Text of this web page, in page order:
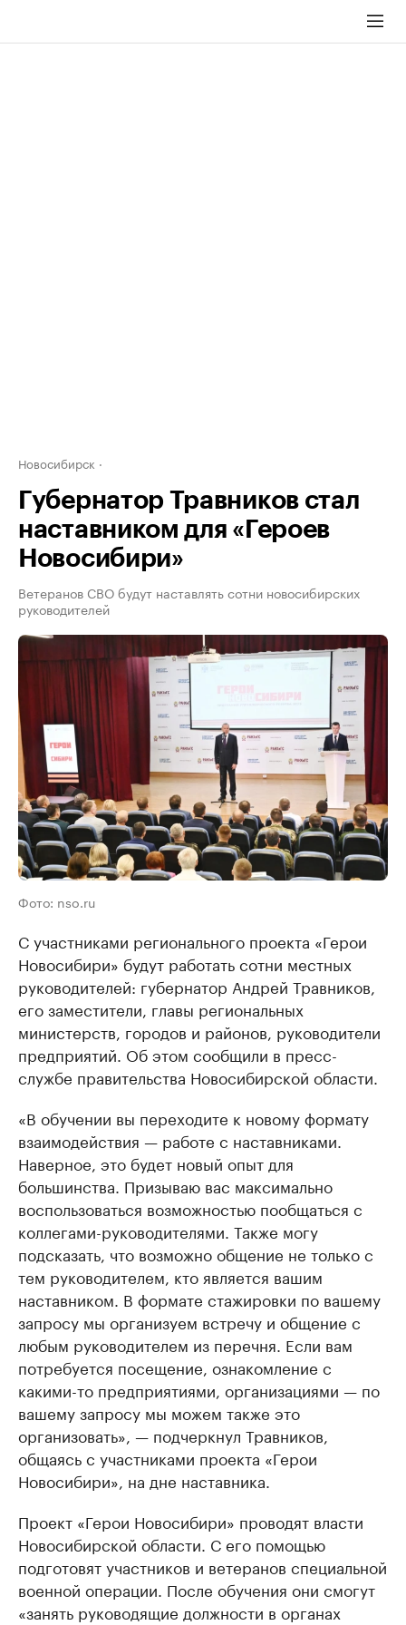
Новосибирск
Губернатор Травников стал
наставником для «Героев
Новосибири»
Ветеранов СВО будут наставлять сотни новосибирских
руководителей
Фото: nso.ru
С участниками регионального проекта «Герои
Новосибири» будут работать сотни местных
руководителей: губернатор Андрей Травников,
его заместители, главы региональных
министерств, городов и районов, руководители
предприятий. Об этом сообщили в пресс-
службе правительства Новосибирской области.
«В обучении вы переходите к новому формату
взаимодействия — работе с наставниками.
Наверное, это будет новый опыт для
большинства. Призываю вас максимально
воспользоваться возможностью пообщаться с
коллегами-руководителями. Также могу
подсказать, что возможно общение не только с
тем руководителем, кто является вашим
наставником. В формате стажировки по вашему
запросу мы организуем встречу и общение с
любым руководителем из перечня. Если вам
потребуется посещение, ознакомление с
какими-то предприятиями, организациями — по
вашему запросу мы можем также это
организовать», — подчеркнул Травников,
общаясь с участниками проекта «Герои
Новосибири», на дне наставника.
Проект «Герои Новосибири» проводят власти
Новосибирской области. С его помощью
подготовят участников и ветеранов специальной
военной операции. После обучения они смогут
«занять руководящие должности в органах